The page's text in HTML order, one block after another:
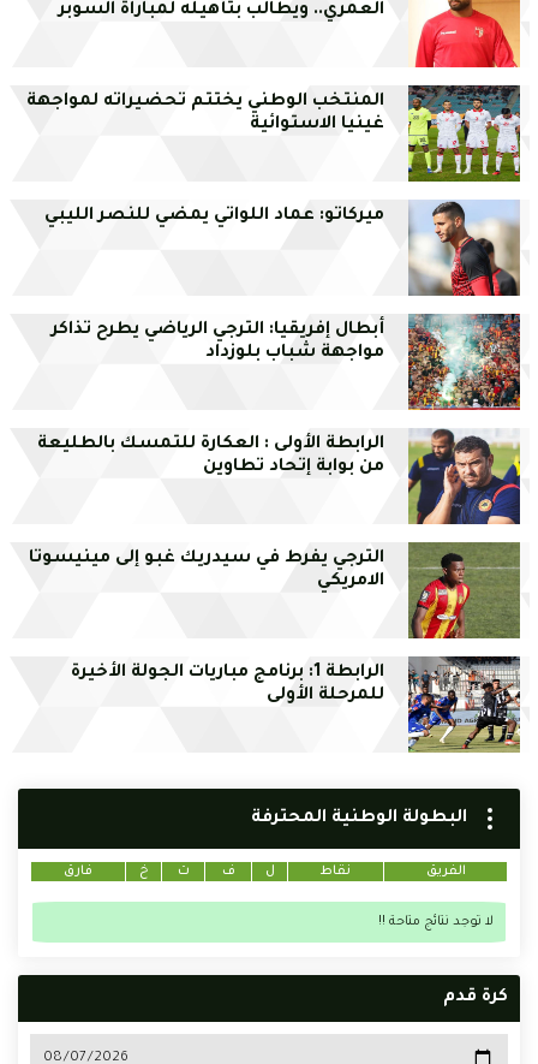
العمري.. ويطالب بتأهيله لمباراة السوبر
المنتخب الوطني يختتم تحضيراته لمواجهة
غينيا الاستوائية
ميركاتو: عماد اللواتي يمضي للنصر الليبي
أبطال إفريقيا: الترجي الرياضي يطرح تذاكر
مواجهة شباب بلوزداد
الرابطة الأولى : العكارة للتمسك بالطليعة
من بوابة إتحاد تطاوين
الترجي يفرط في سيدريك غبو إلى مينيسوتا
الامريكي
الرابطة 1: برنامج مباريات الجولة الأخيرة
للمرحلة الأولى
البطولة الوطنية المحترفة
الفريق نقاط ل ف ت خ فارق
لا توجد نتائج متاحة !!
كرة قدم